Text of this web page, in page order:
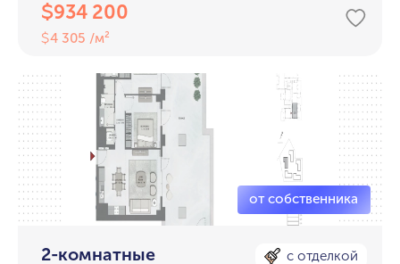
$934 200
$4 305 /м²
2-комнатные
с отделкой